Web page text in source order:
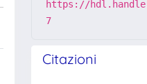
https://
7
Citazioni